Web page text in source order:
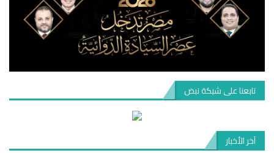
تابعنا على شبكة نبض
آخر الأخبار